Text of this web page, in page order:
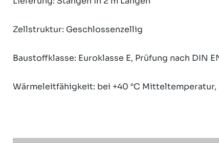
Zellstruktur: Geschlossenzellig
Baustoffklasse: Euroklasse E, Prüfung nach DIN
Wärmeleitfähigkeit: bei +40 °C Mitteltemperatur,